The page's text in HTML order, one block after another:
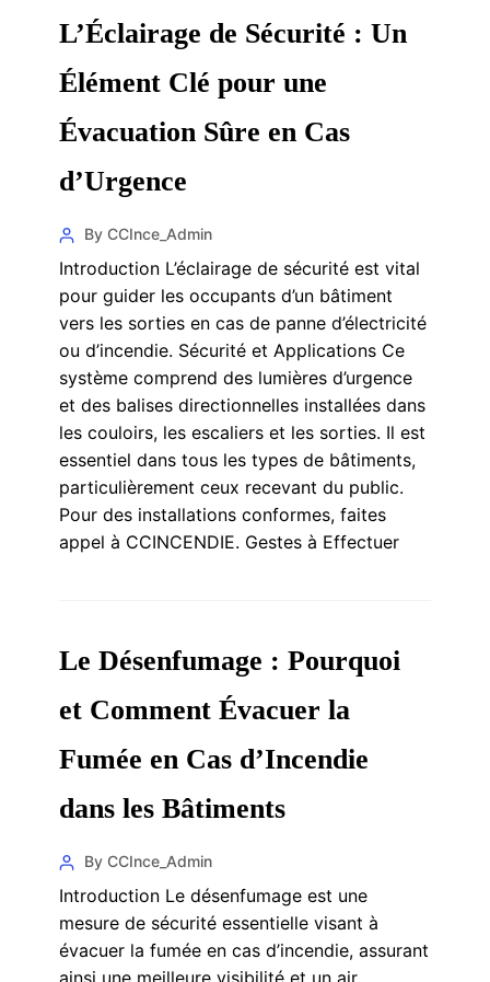
L’Éclairage de Sécurité : Un
Élément Clé pour une
Évacuation Sûre en Cas
d’Urgence
By CCInce_Admin
Introduction L’éclairage de sécurité est vital
pour guider les occupants d’un bâtiment
vers les sorties en cas de panne d’électricité
ou d’incendie. Sécurité et Applications Ce
système comprend des lumières d’urgence
et des balises directionnelles installées dans
les couloirs, les escaliers et les sorties. Il est
essentiel dans tous les types de bâtiments,
particulièrement ceux recevant du public.
Pour des installations conformes, faites
appel à CCINCENDIE. Gestes à Effectuer
Le Désenfumage : Pourquoi
et Comment Évacuer la
Fumée en Cas d’Incendie
dans les Bâtiments
By CCInce_Admin
Introduction Le désenfumage est une
mesure de sécurité essentielle visant à
évacuer la fumée en cas d’incendie, assurant